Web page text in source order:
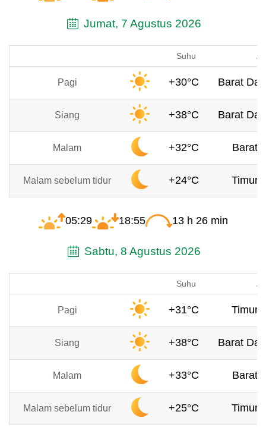
Jumat, 7 Agustus 2026
Suhu
Pagi +30°C Barat
Siang +38°C Barat
Malam +32°C Barat,
Malam sebelum tidur +24°C Timur,
05:29 18:55 13 h 26 min
Sabtu, 8 Agustus 2026
Suhu
Pagi +31°C Timur,
Siang +38°C Barat
Malam +33°C Barat,
Malam sebelum tidur +25°C Timur,